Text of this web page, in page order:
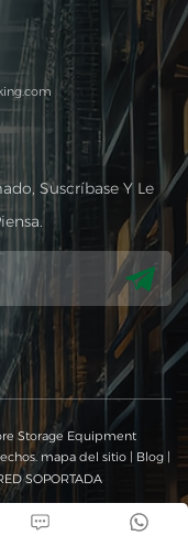
Suscríbase Y Le
Storage Equipment
mapa del sitio Blog
SOPORTADA